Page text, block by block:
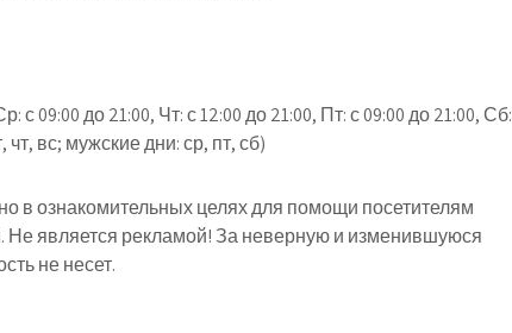
с 09:00 до 21:00, Чт: с 12:00 до 21:00, Пт: с 09:00 до 21:00, Сб:
чт, вс; мужские дни: ср, пт, сб)
в ознакомительных целях для помощи посетителям
Не является рекламой! За неверную и изменившуюся
не несет.